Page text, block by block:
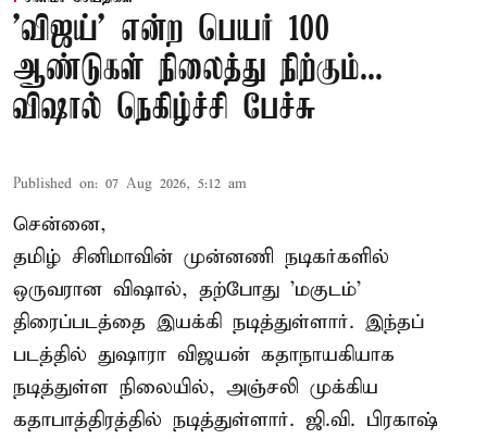
'விஜய்' என்ற பெயர் 100
ஆண்டுகள் நிலைத்து நிற்கும்...
விஷால் நெகிழ்ச்சி பேச்சு
Published on: 07 Aug 2026, 5:12 am
சென்னை,
தமிழ் சினிமாவின் முன்னணி நடிகர்களில்
ஒருவரான விஷால், தற்போது 'மகுடம்'
திரைப்படத்தை இயக்கி நடித்துள்ளார். இந்தப்
படத்தில் துஷாரா விஜயன் கதாநாயகியாக
நடித்துள்ள நிலையில், அஞ்சலி முக்கிய
கதாபாத்திரத்தில் நடித்துள்ளார். ஜி.வி. பிரகாஷ்